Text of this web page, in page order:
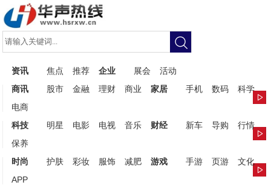
资讯 焦点 推荐 企业 展会
活动
商讯
股市 金融 理财 商业 家居 手机 数码
科学
电商
科技
明星 电影 电视 音乐 财经 新车 导购
行情
保养
时尚
护肤 彩妆 服饰 减肥 游戏 手游 页游
文化
APP